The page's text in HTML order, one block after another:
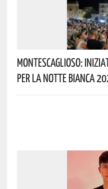
Montescaglioso:
Per La Notte Bianca